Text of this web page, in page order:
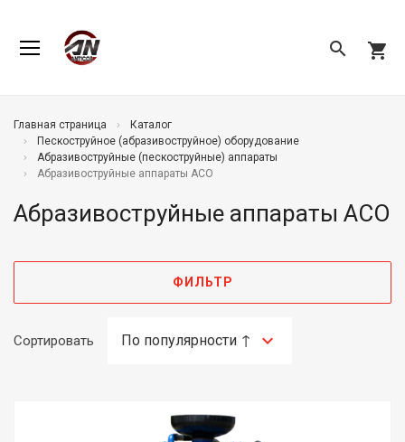
search shopping_cart
Главная страница
Каталог
Пескоструйное (абразивоструйное) оборудование
Абразивоструйные (пескоструйные) аппараты
Абразивоструйные аппараты ACO
Абразивоструйные аппараты ACO
ФИЛЬТР
Сортировать